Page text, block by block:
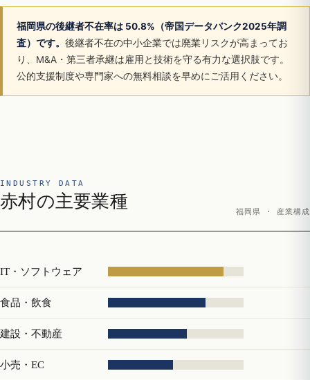
福岡県の後継者不在率は 50.8%（帝国データバンク2025年調
査）です。 後継者不在の中小企業では廃業リスクが高まってお
り、M&A・第三者承継は雇用と技術を守る有力な選択肢です。
公的支援制度や専門家への無料相談を早めにご活用ください。
INDUSTRY DATA
赤村の主要業種
福岡県 · 産業構成
IT・ソフトウェア
食品・飲食
建設・不動産
小売・EC